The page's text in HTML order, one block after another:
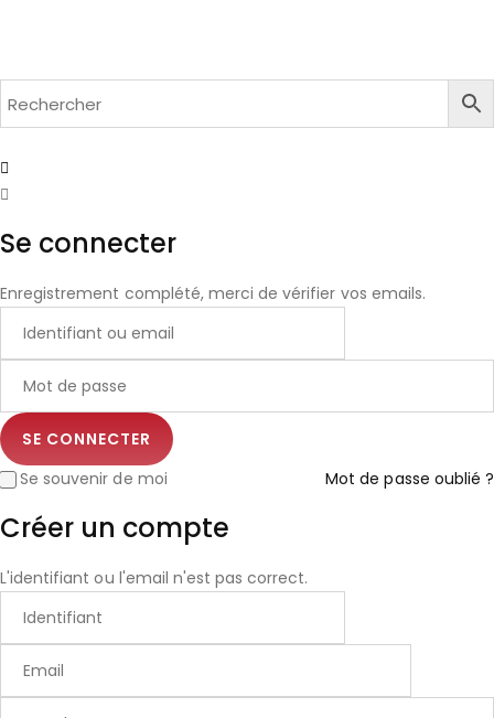
Se connecter
Enregistrement complété, merci de vérifier vos emails.
Se souvenir de moi Mot de passe oublié ?
Créer un compte
L'identifiant ou l'email n'est pas correct.